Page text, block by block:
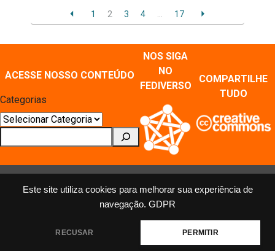
Este site utiliza cookies para melhorar sua experiência de
navegação. GDPR
RECUSAR PERMITIR
1 2 3 4 17
ACESSE NOSSO CONTEÚDO
Categorias
NOS SIGA
NO
FEDIVERSO
COMPARTILHE
TUDO
MÍDIAS SOCIAIS E REPOSITÓRIOS
Mastodon
X Facebook
Youtube
Flickr